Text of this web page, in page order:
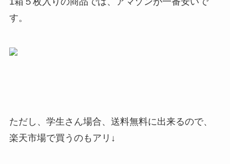
す。
ただし、学生さん場合、送料無料に出来るので、
楽天市場で買うのもアリ↓